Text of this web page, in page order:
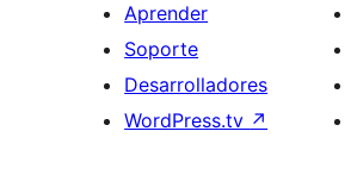
Aprender
Soporte
Desarrolladores
WordPress.tv ↗